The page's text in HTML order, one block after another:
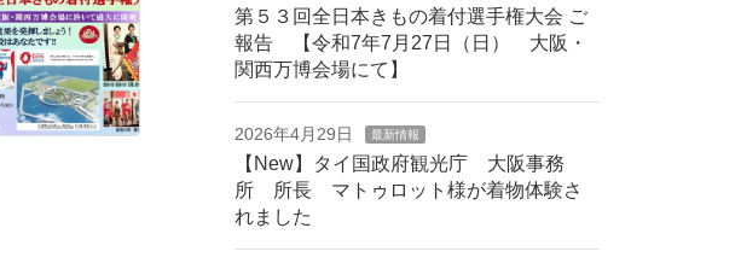
第５３回全日本きもの着付選手権大会 ご
報告 【令和7年7月27日（日） 大阪・
関西万博会場にて】
2026年4月29日 最新情報
【New】タイ国政府観光庁 大阪事務
所 所長 マトゥロット様が着物体験さ
れました